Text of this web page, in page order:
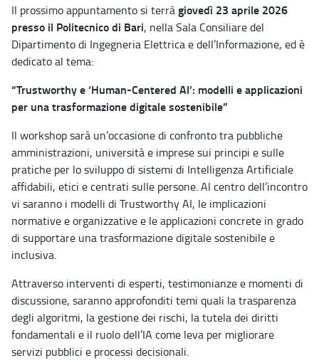
Il prossimo appuntamento si terràgiovedì 23 aprile 2026
presso il Politecnico di Bari, nella Sala Consiliare del
Dipartimento di Ingegneria Elettrica e dell’Informazione, ed è
dedicato al tema:
“Trustworthy e ‘Human-Centered AI’: modelli e applicazioni
per una trasformazione digitale sostenibile”
Il workshop sarà un’occasione di confronto tra pubbliche
amministrazioni, università e imprese sui principi e sulle
pratiche per lo sviluppo di sistemi di Intelligenza Artificiale
affidabili, etici e centrati sulle persone. Al centro dell’incontro
vi saranno i modelli di Trustworthy AI, le implicazioni
normative e organizzative e le applicazioni concrete in grado
di supportare una trasformazione digitale sostenibile e
inclusiva.
Attraverso interventi di esperti, testimonianze e momenti di
discussione, saranno approfonditi temi quali la trasparenza
degli algoritmi, la gestione dei rischi, la tutela dei diritti
fondamentali e il ruolo dell’IA come leva per migliorare
servizi pubblici e processi decisionali.